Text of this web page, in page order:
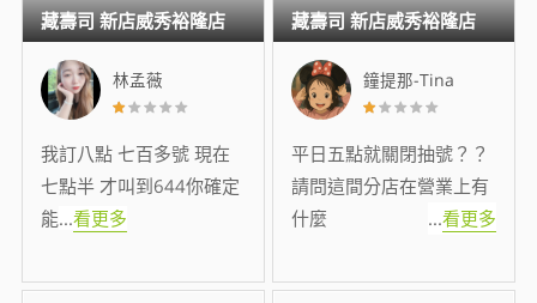
林孟薇
我訂八點 七百多號 現在
七點半 才叫到644你確定
能...看更多
藏壽司 新店威秀裕隆店
鐘提那-Tina
平日五點就關閉抽號？？
請問這間分店在營業上有
什麼
...看更多
藏壽司 新店威秀裕隆店